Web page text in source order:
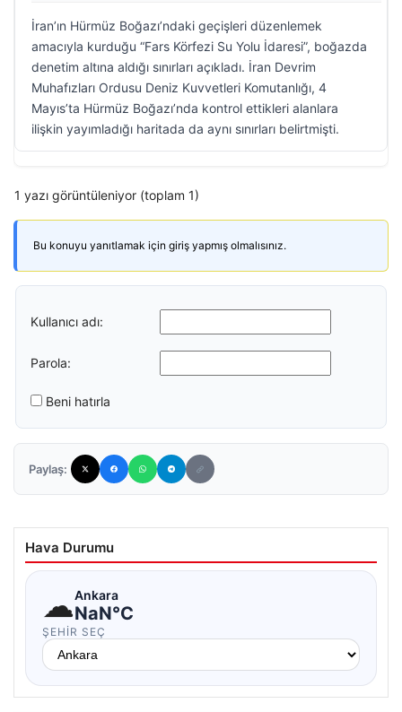
İran’ın Hürmüz Boğazı’ndaki geçişleri düzenlemek
amacıyla kurduğu “Fars Körfezi Su Yolu İdaresi”, boğazda
denetim altına aldığı sınırları açıkladı. İran Devrim
Muhafızları Ordusu Deniz Kuvvetleri Komutanlığı, 4
Mayıs’ta Hürmüz Boğazı’nda kontrol ettikleri alanlara
ilişkin yayımladığı haritada da aynı sınırları belirtmişti.
1 yazı görüntüleniyor (toplam 1)
Bu konuyu yanıtlamak için giriş yapmış olmalısınız.
Kullanıcı adı:
Parola:
Beni hatırla
Paylaş:
Hava Durumu
☁Ankara
NaN°C
ŞEHIR SEÇ